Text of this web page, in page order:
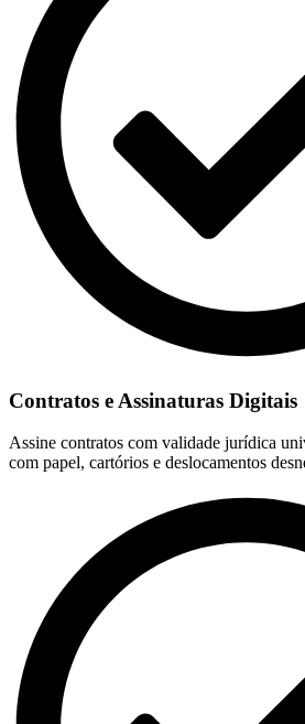
Contratos e Assinaturas Digitais
Assine contratos com validade jurídica
com papel, cartórios e deslocamentos